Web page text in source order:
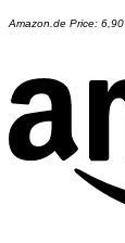
Amazon.de Price: 6,90